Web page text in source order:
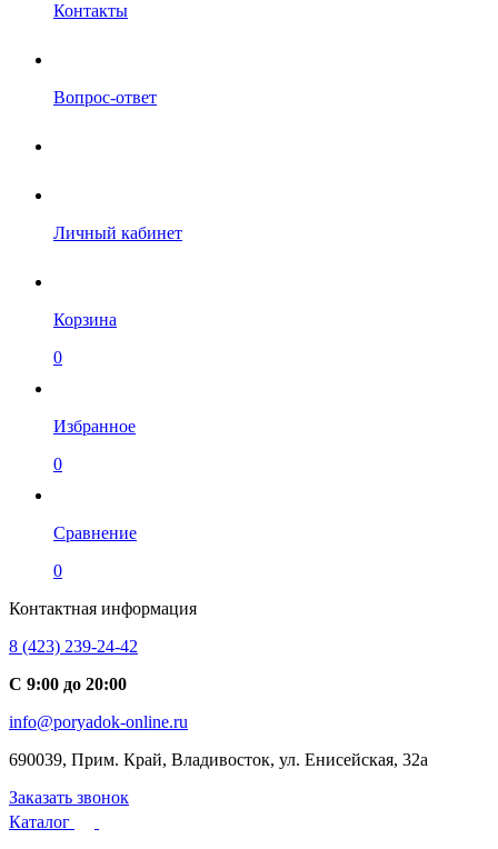
Контакты
Вопрос-ответ
Личный кабинет
Корзина
0
Избранное
0
Сравнение
0
Контактная информация
8 (423) 239-24-42
С 9:00 до 20:00
info@poryadok-online.ru
690039, Прим. Край, Владивосток, ул. Енисейская, 32а
Заказать звонок
Каталог